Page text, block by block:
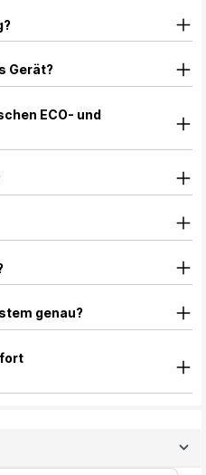
Gerät?
ECO- und
genau?